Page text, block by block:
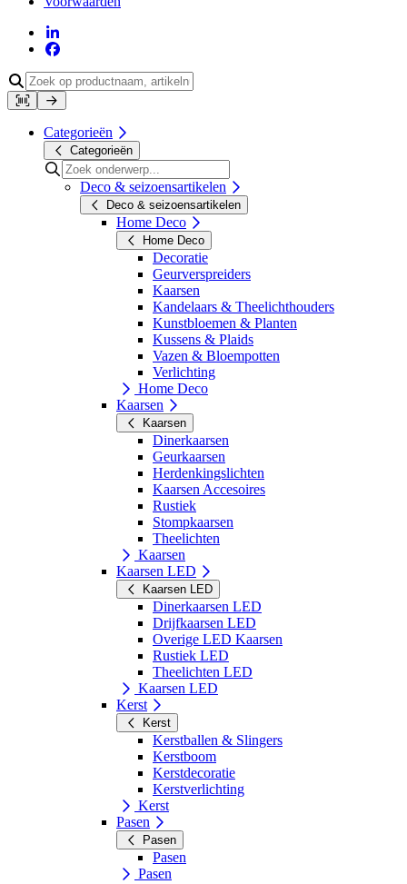
Categorieën
Categorieën
Deco & seizoensartikelen
Deco & seizoensartikelen
Home Deco
Home Deco
Decoratie
Geurverspreiders
Kaarsen
Kandelaars & Theelichthouders
Kunstbloemen & Planten
Kussens & Plaids
Vazen & Bloempotten
Verlichting
Home Deco
Kaarsen
Kaarsen
Dinerkaarsen
Geurkaarsen
Herdenkingslichten
Kaarsen Accesoires
Rustiek
Stompkaarsen
Theelichten
Kaarsen
Kaarsen LED
Kaarsen LED
Dinerkaarsen LED
Drijfkaarsen LED
Overige LED Kaarsen
Rustiek LED
Theelichten LED
Kaarsen LED
Kerst
Kerst
Kerstballen & Slingers
Kerstboom
Kerstdecoratie
Kerstverlichting
Kerst
Pasen
Pasen
Pasen
Pasen